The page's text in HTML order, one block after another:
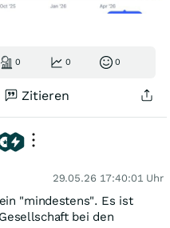
0 0 0
Zitieren
29.05.26 17:40:01 Uhr
"mindestens". Es ist
bei den